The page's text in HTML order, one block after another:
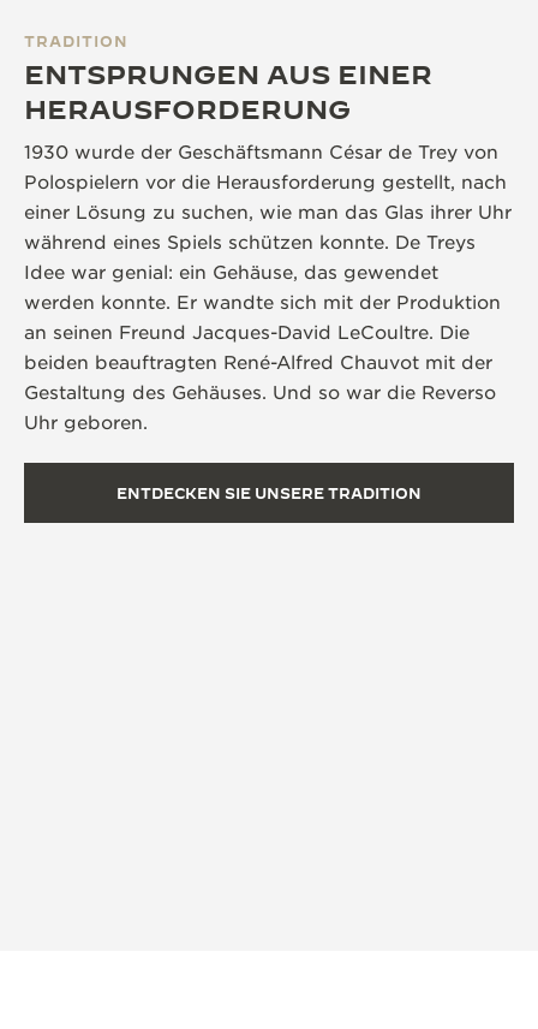
TRADITION
ENTSPRUNGEN AUS EINER
HERAUSFORDERUNG
1930 wurde der Geschäftsmann César de Trey von
Polospielern vor die Herausforderung gestellt, nach
einer Lösung zu suchen, wie man das Glas ihrer Uhr
während eines Spiels schützen konnte. De Treys
Idee war genial: ein Gehäuse, das gewendet
werden konnte. Er wandte sich mit der Produktion
an seinen Freund Jacques-David LeCoultre. Die
beiden beauftragten René-Alfred Chauvot mit der
Gestaltung des Gehäuses. Und so war die Reverso
Uhr geboren.
ENTDECKEN SIE UNSERE TRADITION